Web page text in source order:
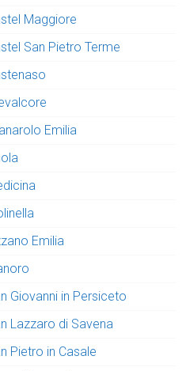
Maggiore
San Pietro Terme
Emilia
Emilia
Giovanni in Persiceto
Lazzaro di Savena
Pietro in Casale